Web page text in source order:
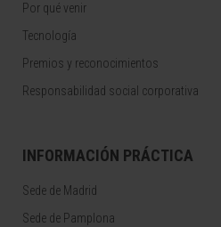
Por qué venir
Tecnología
Premios y reconocimientos
Responsabilidad social corporativa
INFORMACIÓN PRÁCTICA
Sede de Madrid
Sede de Pamplona